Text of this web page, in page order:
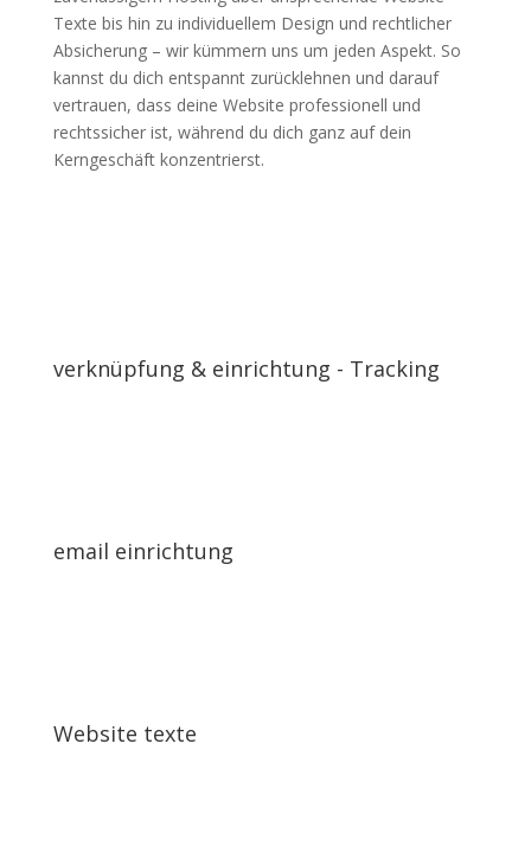
Texte bis hin zu individuellem Design und rechtlicher
Absicherung – wir kümmern uns um jeden Aspekt. So
kannst du dich entspannt zurücklehnen und darauf
vertrauen, dass deine Website professionell und
rechtssicher ist, während du dich ganz auf dein
Kerngeschäft konzentrierst.
verknüpfung & einrichtung - Tracking
email einrichtung
Website texte